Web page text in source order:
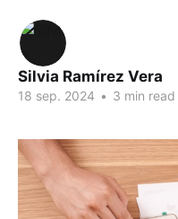
Silvia Ramírez Vera
18 sep. 2024 • 3 min read